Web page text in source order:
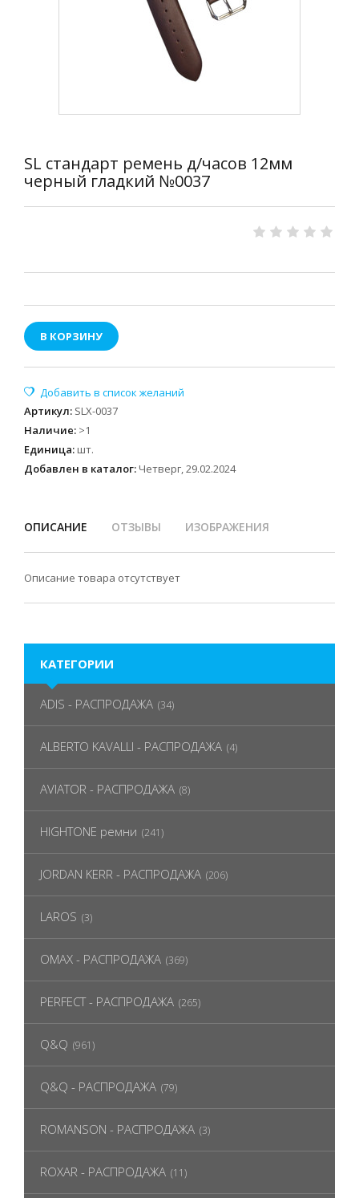
SL стандарт ремень д/часов 12мм
черный гладкий №0037
В КОРЗИНУ
Артикул: SLX-0037
Наличие: >1
Единица: шт.
Добавлен в каталог: Четверг, 29.02.2024
ОПИСАНИЕ ОТЗЫВЫ ИЗОБРАЖЕНИЯ
Описание товара отсутствует
КАТЕГОРИИ
ADIS - РАСПРОДАЖА (34)
ALBERTO KAVALLI - РАСПРОДАЖА (4)
AVIATOR - РАСПРОДАЖА (8)
HIGHTONE ремни (241)
JORDAN KERR - РАСПРОДАЖА (206)
LAROS (3)
OMAX - РАСПРОДАЖА (369)
PERFECT - РАСПРОДАЖА (265)
Q&Q (961)
Q&Q - РАСПРОДАЖА (79)
ROMANSON - РАСПРОДАЖА (3)
ROXAR - РАСПРОДАЖА (11)